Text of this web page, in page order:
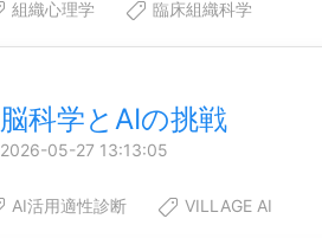
組織心理学 臨床組織科学
脳科学とAIの挑戦
2026-05-27 13:13:05
AI活用適性診断 VILLAGE AI